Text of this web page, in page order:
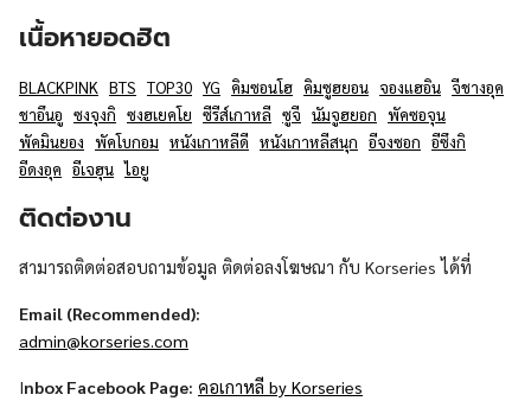
เนื้อหายอดฮิต
BLACKPINK BTS TOP30 YG คิมซอนโฮ คิมซูฮยอน จองแฮอิน จีชางอุค
ชาอึนอู ซงจุงกิ ซงฮเยคโย ซีรีส์เกาหลี ซูจี นัมจูฮยอก พัคซอจุน
พัคมินยอง พัคโบกอม หนังเกาหลีดี หนังเกาหลีสนุก อีจงซอก อีซึงกิ
อีดงอุค อีเจฮุน ไอยู
ติดต่องาน
สามารถติดต่อสอบถามข้อมูล ติดต่อลงโฆษณา กับ Korseries ได้ที่
Email (Recommended):
admin@korseries.com
Inbox Facebook Page: คอเกาหลี by Korseries